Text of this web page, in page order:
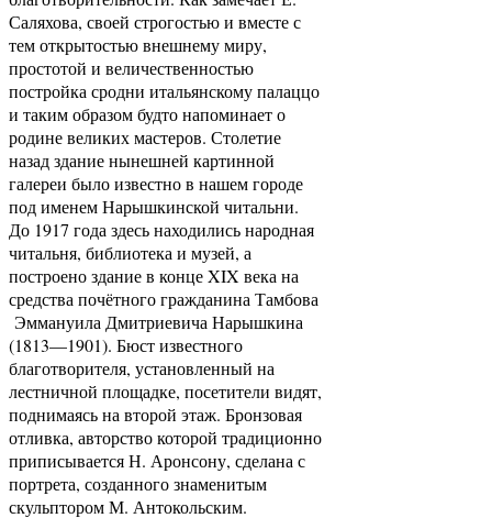
Саляхова, своей строгостью и вместе с
тем открытостью внешнему миру,
простотой и величественностью
постройка сродни итальянскому палаццо
и таким образом будто напоминает о
родине великих мастеров. Столетие
назад здание нынешней картинной
галереи было известно в нашем городе
под именем Нарышкинской читальни.
До 1917 года здесь находились народная
читальня, библиотека и музей, а
построено здание в конце XIX века на
средства почётного гражданина Тамбова
Эммануила Дмитриевича Нарышкина
(1813—1901). Бюст известного
благотворителя, установленный на
лестничной площадке, посетители видят,
поднимаясь на второй этаж. Бронзовая
отливка, авторство которой традиционно
приписывается Н. Аронсону, сделана с
портрета, созданного знаменитым
скульптором М. Антокольским.